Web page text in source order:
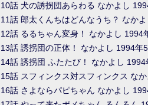
10話 犬の誘拐団あらわる なかよし
11話 郎太くんちはどんなうち？ なか
12話 るるちゃん変身！ なかよし 1994
13話 誘拐団の正体！ なかよし 1994年5
14話 誘拐団 ふたたび！ なかよし 1994
15話 スフィンクス対スフィンクス な
16話 さよならパピちゃん なかよし